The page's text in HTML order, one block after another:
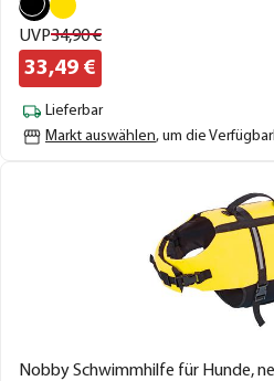
UVP34,90€
33,49 €
Lieferbar
Markt auswählen, um die
Nobby Schwimmhilfe für Hunde,